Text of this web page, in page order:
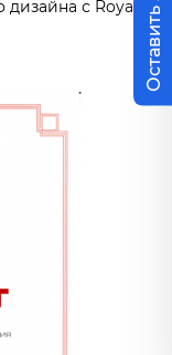
с Royal